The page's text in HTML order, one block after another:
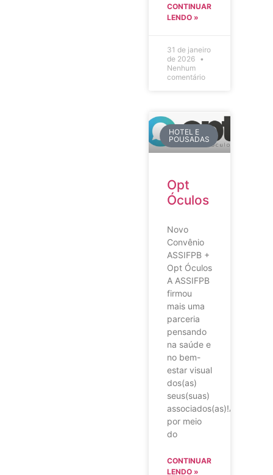
CONTINUAR
LENDO »
31 de janeiro
de 2026
Nenhum
comentário
HOTEL E
POUSADAS
Opt
Óculos
Novo
Convênio
ASSIFPB +
Opt Óculos
A ASSIFPB
firmou
mais uma
parceria
pensando
na saúde e
no bem-
estar visual
dos(as)
seus(suas)
associados(as)!Agora,
por meio
do
CONTINUAR
LENDO »